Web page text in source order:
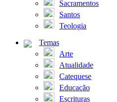
Sacramentos
Santos
Teologia
Temas
Arte
Atualidade
Catequese
Educação
Escrituras